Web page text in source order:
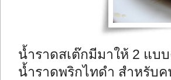
น้ำราดสเต๊กมีมาให้ 2 แบ
น้ำราดพริกไทดำ สำหรับ